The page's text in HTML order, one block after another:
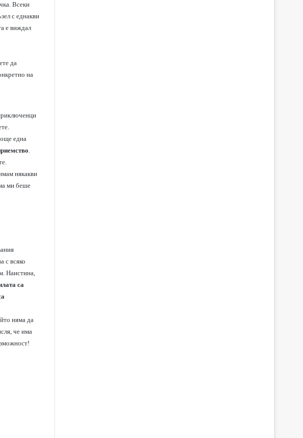
Всеки
с еднакви
е виждал
да
на
една
.
някакви
ми беше
с всяко
Наистина,
са
няма да
че има